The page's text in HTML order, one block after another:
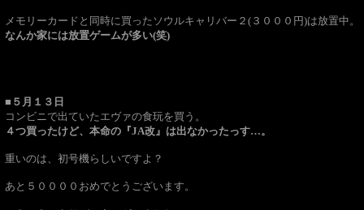
メモリーカードと同時に買ったソウルキャリバー２(３０００円)は放置中。
なんか家には放置ゲームが多い(笑)
■５月１３日
コンビニで出ていたエヴァの食玩を買う。
４つ買ったけど、本命の『JA改』は出なかったっす…。
重いのは、初号機らしいですよ？
あと５００００おめでとうございます。